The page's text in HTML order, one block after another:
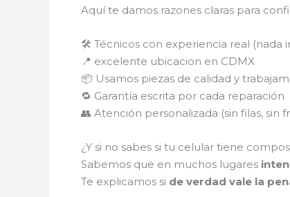
Aquí te damos razones claras para
🛠️ Técnicos con experiencia real (nada
📍 excelente ubicacion en CDMX
📦 Usamos piezas de calidad y
🔁 Garantía escrita por cada reparación
👥 Atención personalizada (sin filas, sin
¿Y si no sabes si tu celular tiene
Sabemos que en muchos lugares
Te explicamos si de verdad vale la